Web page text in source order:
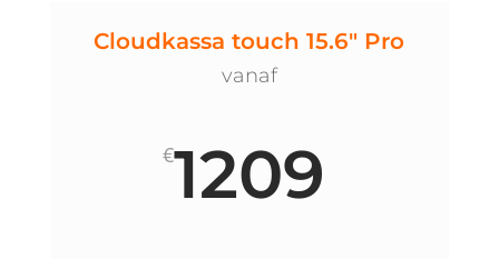
Cloudkassa touch 15.6" Pro
vanaf
€1209